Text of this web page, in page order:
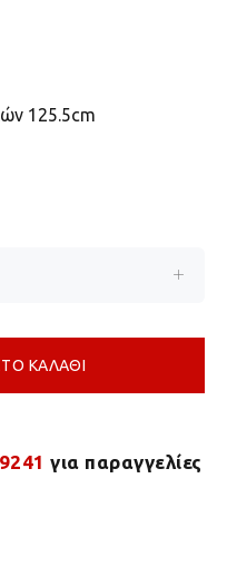
125.5cm
ΚΑΛΑΘΙ
για παραγγελίες